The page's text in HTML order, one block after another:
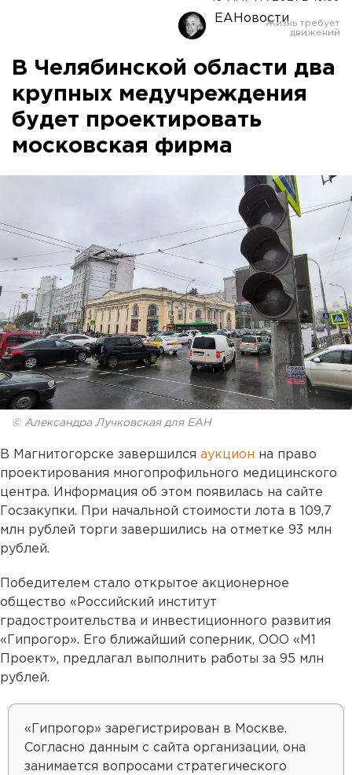
ЕАНовости
В Челябинской области два
крупных медучреждения
будет проектировать
московская фирма
© Александра Лучковская для ЕАН
В Магнитогорске завершился аукцион на право
проектирования многопрофильного медицинского
центра. Информация об этом появилась на сайте
Госзакупки. При начальной стоимости лота в 109,7
млн рублей торги завершились на отметке 93 млн
рублей.
Победителем стало открытое акционерное
общество «Российский институт
градостроительства и инвестиционного развития
«Гипрогор». Его ближайший соперник, ООО «М1
Проект», предлагал выполнить работы за 95 млн
рублей.
«Гипрогор» зарегистрирован в Москве.
Согласно данным с сайта организации, она
занимается вопросами стратегического